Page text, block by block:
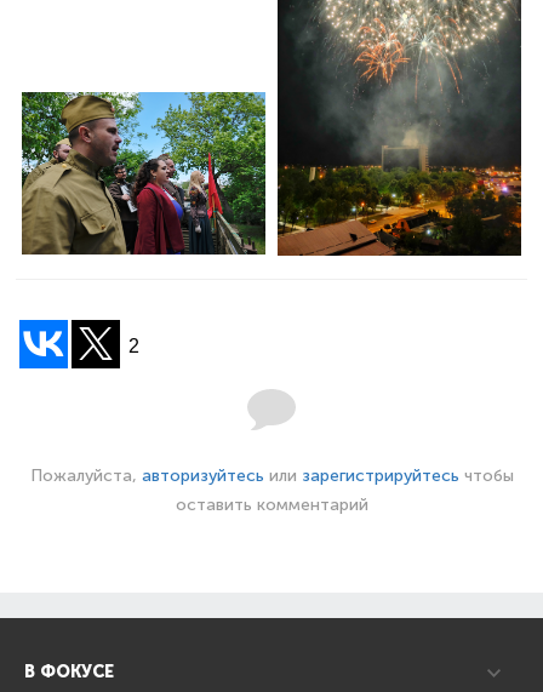
2
Пожалуйста, авторизуйтесь или зарегистрируйтесь чтобы
оставить комментарий
В ФОКУСЕ